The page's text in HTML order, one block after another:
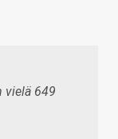
vielä 649